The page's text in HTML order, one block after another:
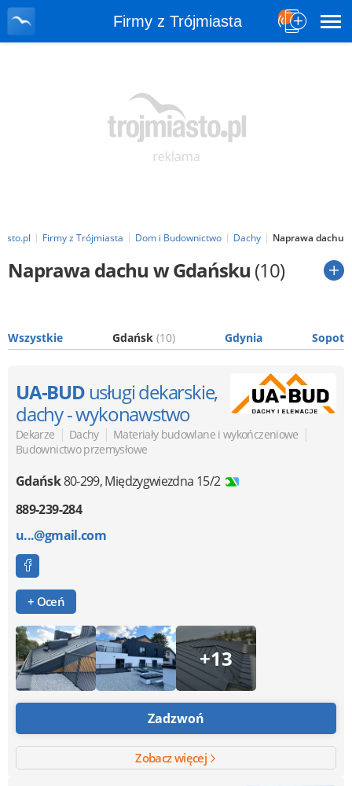
Firmy z Trójmiasta
Firmy z Trójmiasta Dom i Budownictwo Dachy Naprawa dachu
Naprawa dachu w Gdańsku (10)
Wszystkie Gdańsk (10) Gdynia Sopot
UA-BUD usługi dekarskie,
dachy - wykonawstwo
Dekarze | Dachy | Materiały budowlane i wykończeniowe |
Budownictwo przemysłowe
Gdańsk80-299,Międzygwiezdna 15/2
889-239-284
u...@gmail.com
+ Oceń
+13
Zadzwoń
Zobacz więcej